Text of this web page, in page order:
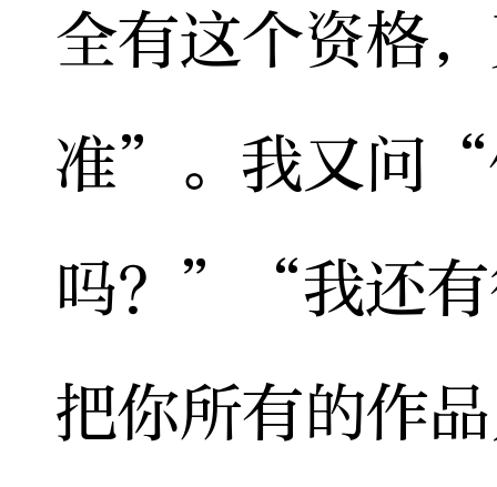
全有这个资格
准”。我又问“
吗？”“我还
把你所有的作